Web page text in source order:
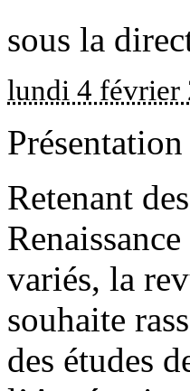
sous la
lundi 4 février
Présentation
Retenant
variés, la
souhaite
des études